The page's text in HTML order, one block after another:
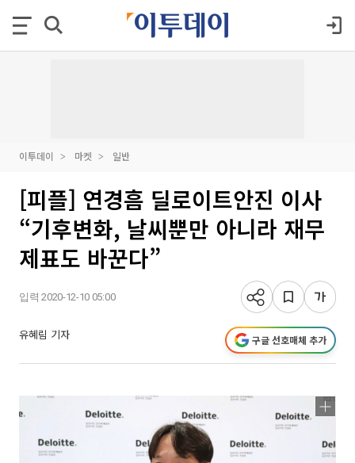
이투데이 마켓 일반
[피플] 연경흠 딜로이트안진 이사
“기후변화, 날씨뿐만 아니라 재무
제표도 바꾼다”
입력 2020-12-10 05:00
유혜림 기자 구글 선호매체 추가